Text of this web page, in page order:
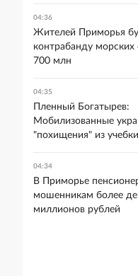
04:36
Жителей Приморья
контрабанду морских
700 млн
04:35
Пленный Богатырев:
Мобилизованные
"похищения" из учебки
04:34
В Приморье
мошенникам более
миллионов рублей